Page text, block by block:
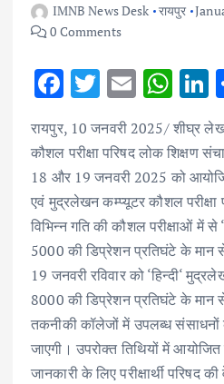
IMNB News Desk रायपुर
0 Comments
F
e
b
o
o
k
T
w
it
te
r
E
m
ai
l
W
h
at
s
A
p
p
n
k
e
रायपुर, 10 जनवरी 2025/ शीघ्र
कौशल परीक्षा परिषद लोक शिक्षण
18 और 19 जनवरी 2025 को
एवं मुद्रलेखन कम्प्यूटर कौशल परीक्षा
विभिन्न गति की कौशल परीक्षाओं में
5000 की डिप्रेशन प्रतिघंटे के मान
19 जनवरी रविवार को ‘हिन्दी‘
8000 की डिप्रेशन प्रतिघंटे के मान से
तकनीकी कॉलेजों में उपलब्ध
जाएगी। उपरोक्त तिथियों में आयोजित
जानकारी के लिए परीक्षार्थी परिषद